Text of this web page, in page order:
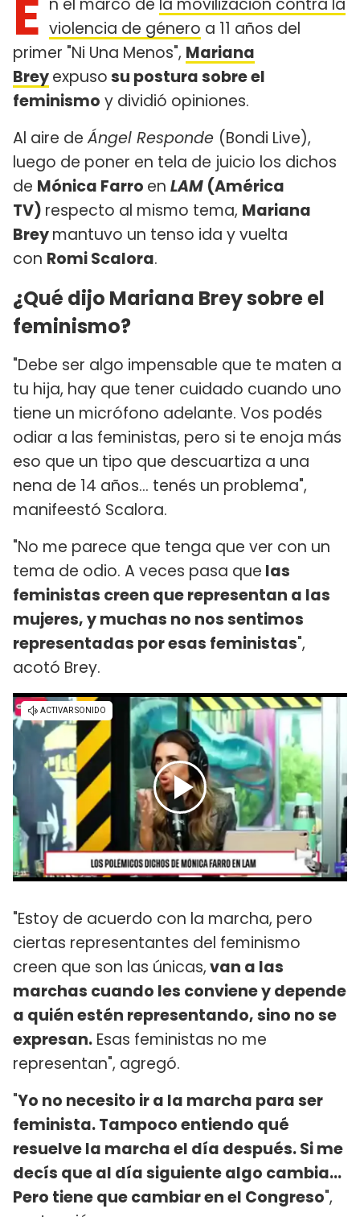
E violencia de género a 11 años del
primer "Ni Una Menos", Mariana
Breyexpusosu postura sobre el
feminismo y dividió opiniones.
Al aire deÁngel Responde (Bondi Live),
luego de poner en tela de juicio los dichos
de Mónica Farro en LAM (América
TV) respecto al mismo tema, Mariana
Breymantuvo un tenso ida y vuelta
con Romi Scalora.
¿Qué dijo Mariana Brey sobre el
feminismo?
"Debe ser algo impensable que te maten a
tu hija, hay que tener cuidado cuando uno
tiene un micrófono adelante. Vos podés
odiar a las feministas, pero si te enoja más
eso que un tipo que descuartiza a una
nena de 14 años... tenés un problema",
manifeestó Scalora.
"No me parece que tenga que ver con un
tema de odio. A veces pasa que las
feministas creen que representan a las
mujeres, y muchas no nos sentimos
representadas por esas feministas",
acotó Brey.
"Estoy de acuerdo con la marcha, pero
ciertas representantes del feminismo
creen que son las únicas,van a las
marchas cuando les conviene y depende
a quién estén representando, sino no se
expresan. Esas feministas no me
representan", agregó.
"Yo no necesito ir a la marcha para ser
feminista. Tampoco entiendo qué
resuelve la marcha el día después. Si me
decís que al día siguiente algo cambia...
Pero tiene que cambiar en el Congreso",